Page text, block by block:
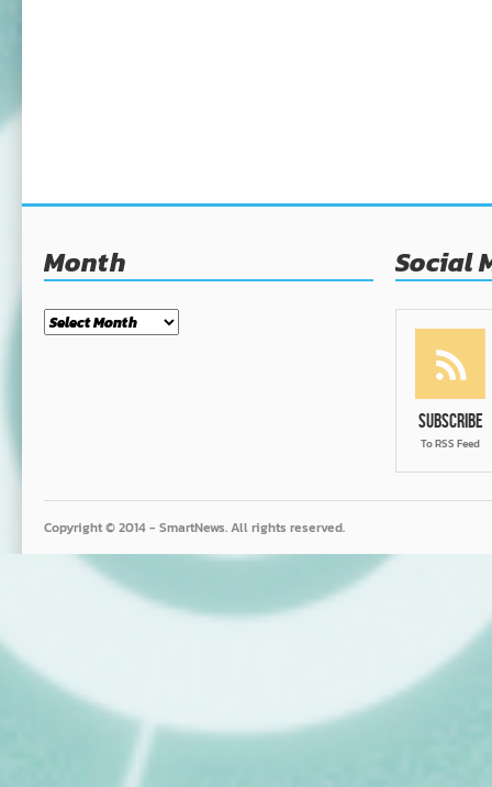
Month
Month
Social
Subscribe
To RSS Feed
Copyright © 2014 - SmartNews. All rights reserved.